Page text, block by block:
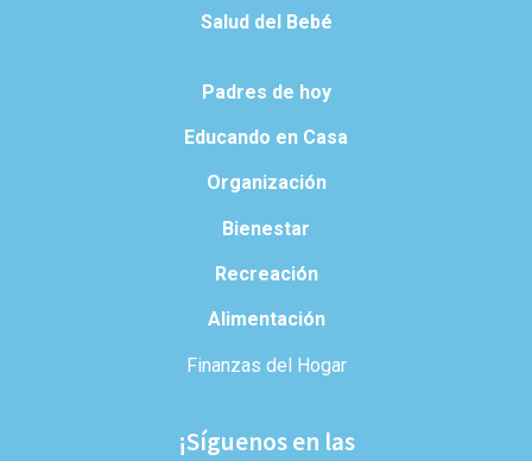
Salud del Bebé
Padres de hoy
Educando en Casa
Organización
Bienestar
Recreación
Alimentación
Finanzas del Hogar
¡Síguenos en las